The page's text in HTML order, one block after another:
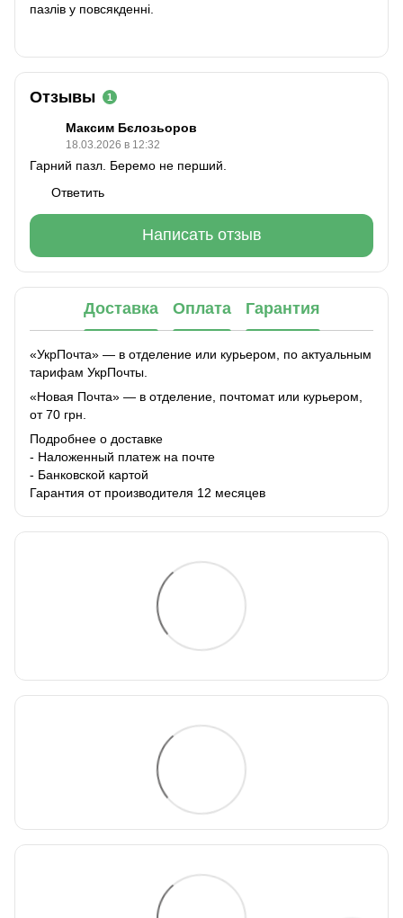
пазлів у повсякденні.
Отзывы 1
Максим Бєлозьоров
18.03.2026 в 12:32
Гарний пазл. Беремо не перший.
Ответить
Написать отзыв
Доставка Оплата Гарантия
«УкрПочта» — в отделение или курьером, по актуальным
тарифам УкрПочты.
«Новая Почта» — в отделение, почтомат или курьером,
от 70 грн.
Подробнее о доставке
- Наложенный платеж на почте
- Банковской картой
Гарантия от производителя 12 месяцев